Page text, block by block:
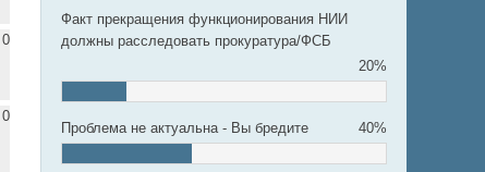
0
0
Факт прекращения функционирования НИИ
должны расследовать прокуратура/ФСБ
20%
Проблема не актуальна - Вы бредите 40%